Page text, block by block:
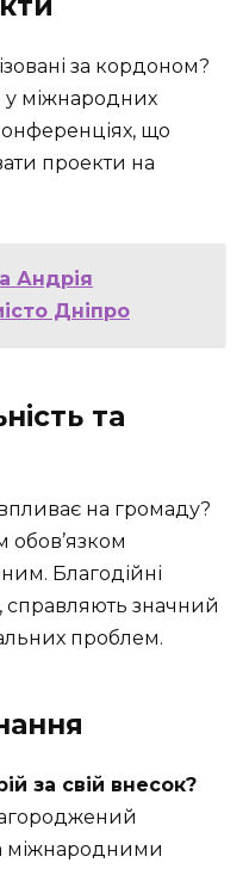
за кордоном?
у міжнародних
що
проекти на
Андрія
Дніпро
та
на громаду?
обов’язком
Благодійні
справляють значний
проблем.
за свій внесок?
міжнародними